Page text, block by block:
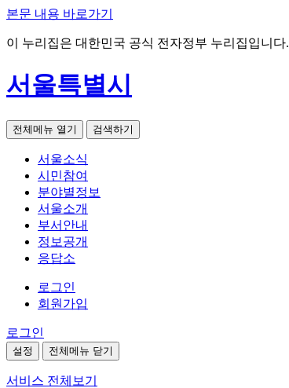
본문 내용 바로가기
이 누리집은 대한민국 공식 전자정부 누리집입니다.
서울특별시
전체메뉴 열기 검색하기
서울소식
시민참여
분야별정보
서울소개
부서안내
정보공개
응답소
로그인
회원가입
로그인
설정 전체메뉴 닫기
서비스 전체보기